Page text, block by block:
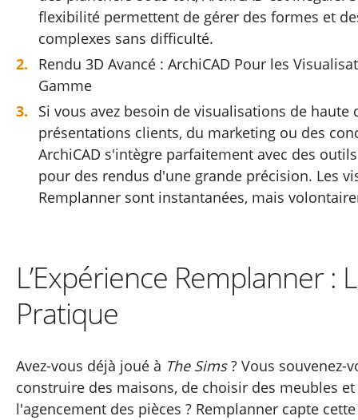
flexibilité permettent de gérer des formes et
complexes sans difficulté.
Rendu 3D Avancé : ArchiCAD Pour les
Gamme
Si vous avez besoin de visualisations de haute
présentations clients, du marketing ou des
ArchiCAD s'intègre parfaitement avec des
pour des rendus d'une grande précision. Les
Remplanner sont instantanées, mais
L’Expérience Remplanner :
Pratique
Avez-vous déjà joué à The Sims? Vous souvenez-
construire des maisons, de choisir des meubles
l'agencement des pièces ? Remplanner capte